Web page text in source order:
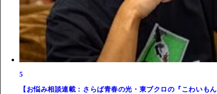
5
【お悩み相談連載：さらば青春の光・東ブクロの『こわいもん